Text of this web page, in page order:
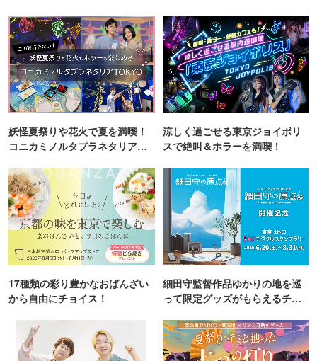
妖怪夏祭りや花火で夏を満喫！
コニカミノルタプラネタリア
涼しく過ごせる東京ジョイポリ
スで絶叫＆ホラーを満喫！
17種類の彩り豊かなおばんざい
から自由にチョイス！
細田守監督作品ゆかりの地を巡
って限定グッズがもらえるチャ